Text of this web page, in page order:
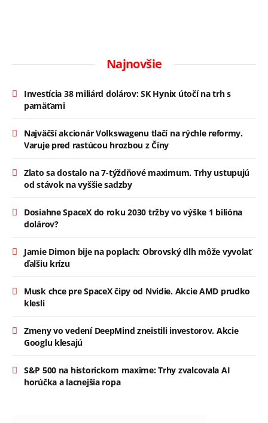
Najnovšie
Investícia 38 miliárd dolárov: SK Hynix útočí na trh s
pamäťami
Najväčší akcionár Volkswagenu tlačí na rýchle reformy.
Varuje pred rastúcou hrozbou z Číny
Zlato sa dostalo na 7-týždňové maximum. Trhy ustupujú
od stávok na vyššie sadzby
Dosiahne SpaceX do roku 2030 tržby vo výške 1 bilióna
dolárov?
Jamie Dimon bije na poplach: Obrovský dlh môže vyvolať
ďalšiu krízu
Musk chce pre SpaceX čipy od Nvidie. Akcie AMD prudko
klesli
Zmeny vo vedení DeepMind zneistili investorov. Akcie
Googlu klesajú
S&P 500 na historickom maxime: Trhy zvalcovala AI
horúčka a lacnejšia ropa